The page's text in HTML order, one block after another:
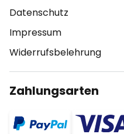
Datenschutz
Impressum
Widerrufsbelehrung
Zahlungsarten